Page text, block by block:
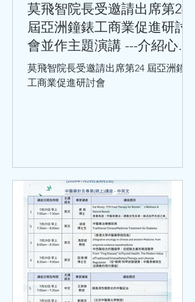
莫飛智院長受邀請出席第24
屆亞洲鐘錶工商業促進研討
會並作主題演講 ---介紹心率
變異性與心血管健康的關係
莫飛智院長受邀請出席第24 屆亞洲鐘錶
工商業促進研討會